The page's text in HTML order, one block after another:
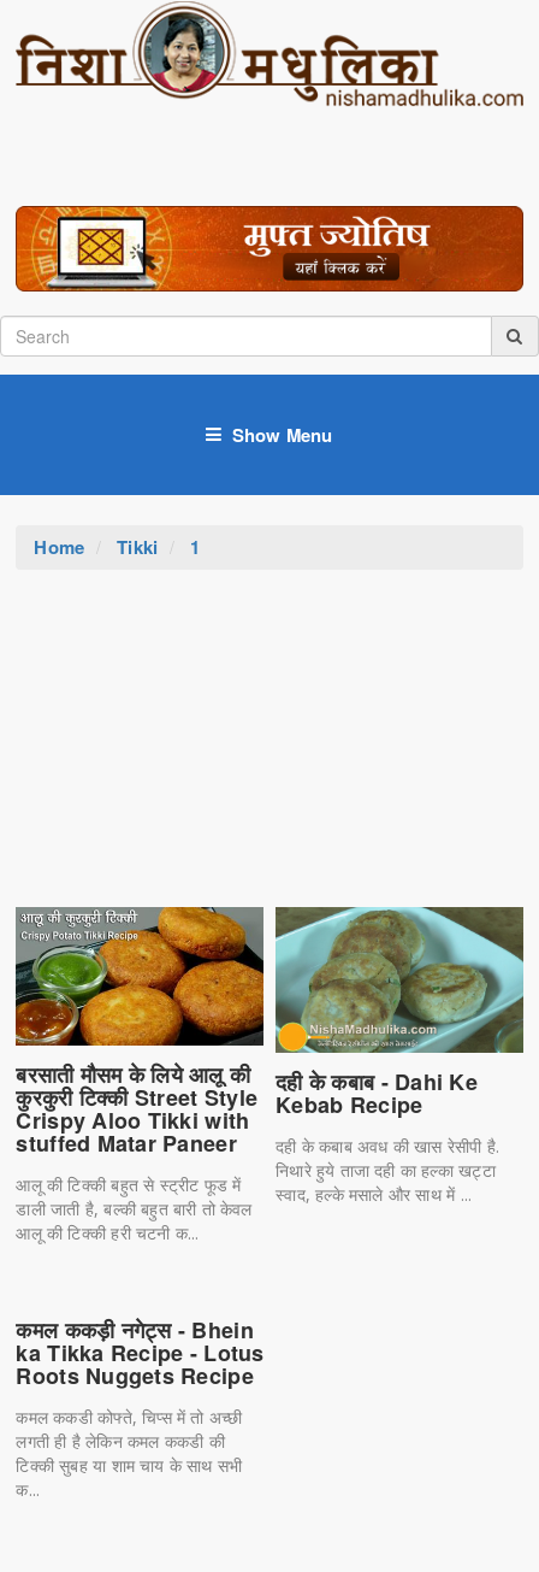
Show Menu
Home Tikki 1
बरसाती मौसम के लिये आलू की
कुरकुरी टिक्की Street Style
Crispy Aloo Tikki with
stuffed Matar Paneer
आलू की टिक्की बहुत से स्ट्रीट फूड में
डाली जाती है, बल्की बहुत बारी तो केवल
आलू की टिक्की हरी चटनी क...
दही के कबाब - Dahi Ke
Kebab Recipe
दही के कबाब अवध की खास रेसीपी है.
निथारे हुये ताजा दही का हल्का खट्टा
स्वाद, हल्के मसाले और साथ में ...
कमल ककड़ी नगेट्स - Bhein
ka Tikka Recipe - Lotus
Roots Nuggets Recipe
कमल ककडी कोफ्ते, चिप्स में तो अच्छी
लगती ही है लेकिन कमल ककडी की
टिक्की सुबह या शाम चाय के साथ सभी
क...